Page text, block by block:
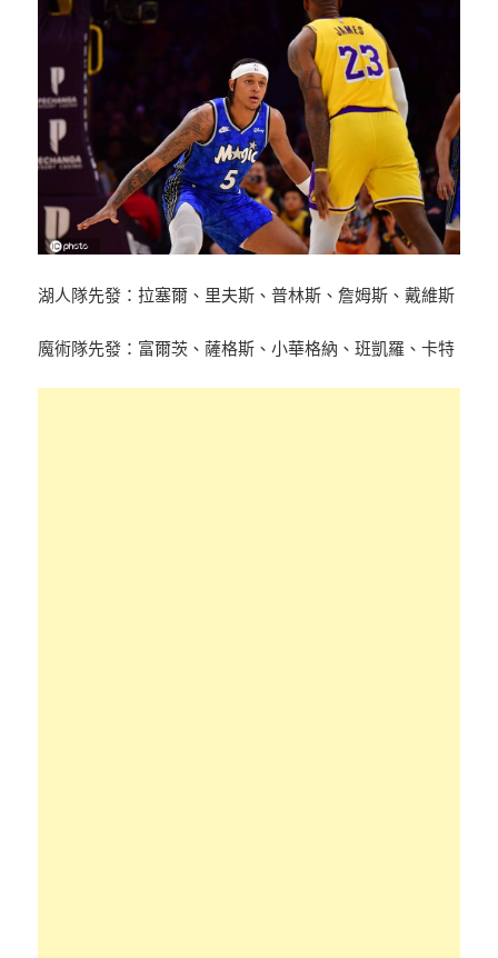
湖人隊先發：拉塞爾、里夫斯、普林斯、詹姆斯、戴維斯
魔術隊先發：富爾茨、薩格斯、小華格納、班凱羅、卡特